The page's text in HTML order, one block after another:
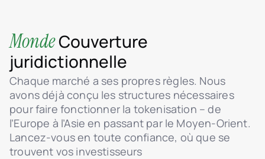
MondeCouverture
juridictionnelle
Chaque marché a ses propres règles. Nous
avons déjà conçu les structures nécessaires
pour faire fonctionner la tokenisation – de
l’Europe à l’Asie en passant par le Moyen-Orient.
Lancez-vous en toute confiance, où que se
trouvent vos investisseurs